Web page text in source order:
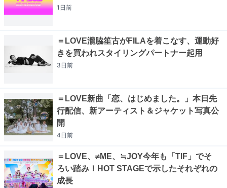
1日前
＝LOVE瀧脇笙古がFILAを着こなす、運動好
きを買われスタイリングパートナー起用
3日前
＝LOVE新曲「恋、はじめました。」本日先
行配信、新アーティスト＆ジャケット写真公
開
4日前
＝LOVE、≠ME、≒JOY今年も「TIF」でそ
ろい踏み！HOT STAGEで示したそれぞれの
成長